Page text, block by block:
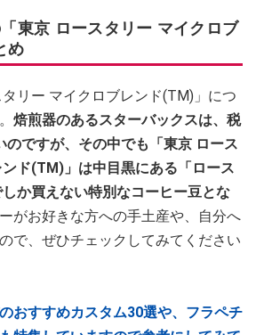
東京 ロースタリー マイクロブ
め
リー マイクロブレンド(TM)」につ
焙煎器のあるスターバックスは、税
のですが、その中でも「東京 ロース
ド(TM)」は中目黒にある「ロース
か買えない特別なコーヒー豆とな
がお好きな方への手土産や、自分へ
で、ぜひチェックしてみてください
おすすめカスタム30選や、フラペチ